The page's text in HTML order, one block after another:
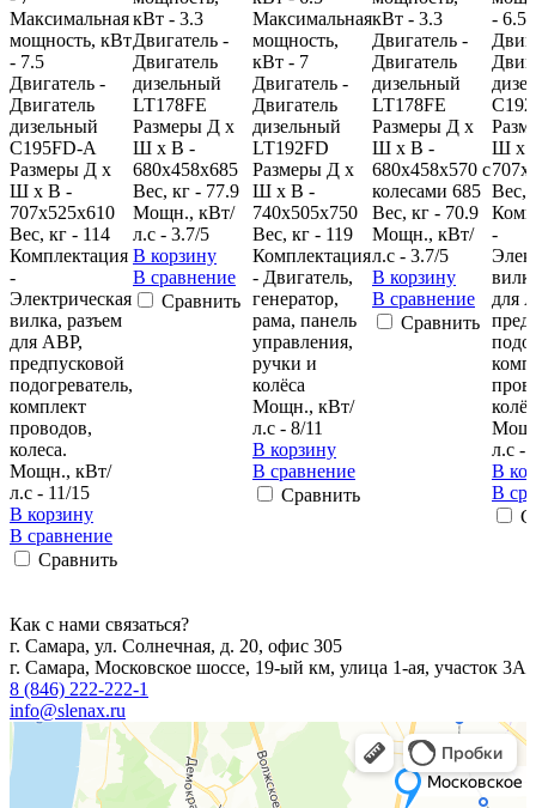
Максимальная
мощность, кВт
- 7.5
Двигатель -
Двигатель
дизельный
C195FD-A
Размеры Д х
Ш х В -
707х525х610
Вес, кг - 114
Комплектация
-
Электрическая
вилка, разъем
для АВР,
предпусковой
подогреватель,
комплект
проводов,
колеса.
Мощн., кВт/
л.с - 11/15
В корзину
В сравнение
Сравнить
кВт - 3.3
Двигатель -
Двигатель
дизельный
LT178FE
Размеры Д х
Ш х В -
680х458х685
Вес, кг - 77.9
Мощн., кВт/
л.с - 3.7/5
В корзину
В сравнение
Сравнить
Максимальная
мощность,
кВт - 7
Двигатель -
Двигатель
дизельный
LT192FD
Размеры Д х
Ш х В -
740х505х750
Вес, кг - 119
Комплектация
- Двигатель,
генератор,
рама, панель
управления,
ручки и
колёса
Мощн., кВт/
л.с - 8/11
В корзину
В сравнение
Сравнить
кВт - 3.3
Двигатель -
Двигатель
дизельный
LT178FE
Размеры Д х
Ш х В -
680х458х570 с
колесами 685
Вес, кг - 70.9
Мощн., кВт/
л.с - 3.7/5
В корзину
В сравнение
Сравнить
- 6.5
Ш х
Вес,
-
для
л.с -
В
В
Как с нами связаться?
г. Самара, ул. Солнечная, д. 20, офис 305
г. Самара, Московское шоссе, 19-ый км, улица 1-ая, участок 3А
8 (846) 222-222-1
info@slenax.ru